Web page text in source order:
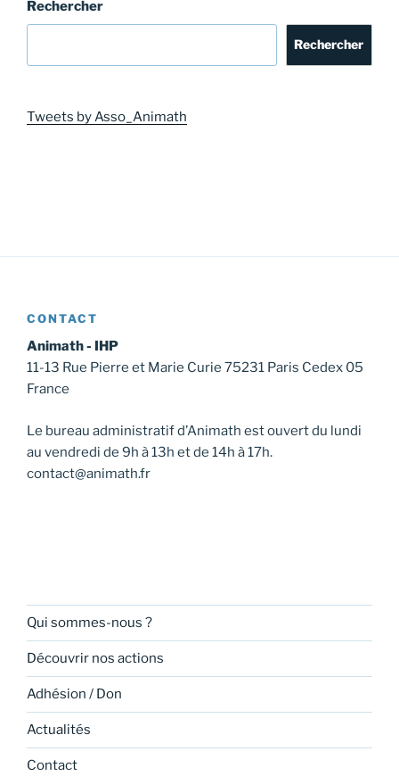
Rechercher
Rechercher
Tweets by Asso_Animath
CONTACT
Animath - IHP
11-13 Rue Pierre et Marie Curie 75231 Paris Cedex 05
France
Le bureau administratif d’Animath est ouvert du lundi
au vendredi de 9h à 13h et de 14h à 17h.
contact@animath.fr
Qui sommes-nous ?
Découvrir nos actions
Adhésion / Don
Actualités
Contact